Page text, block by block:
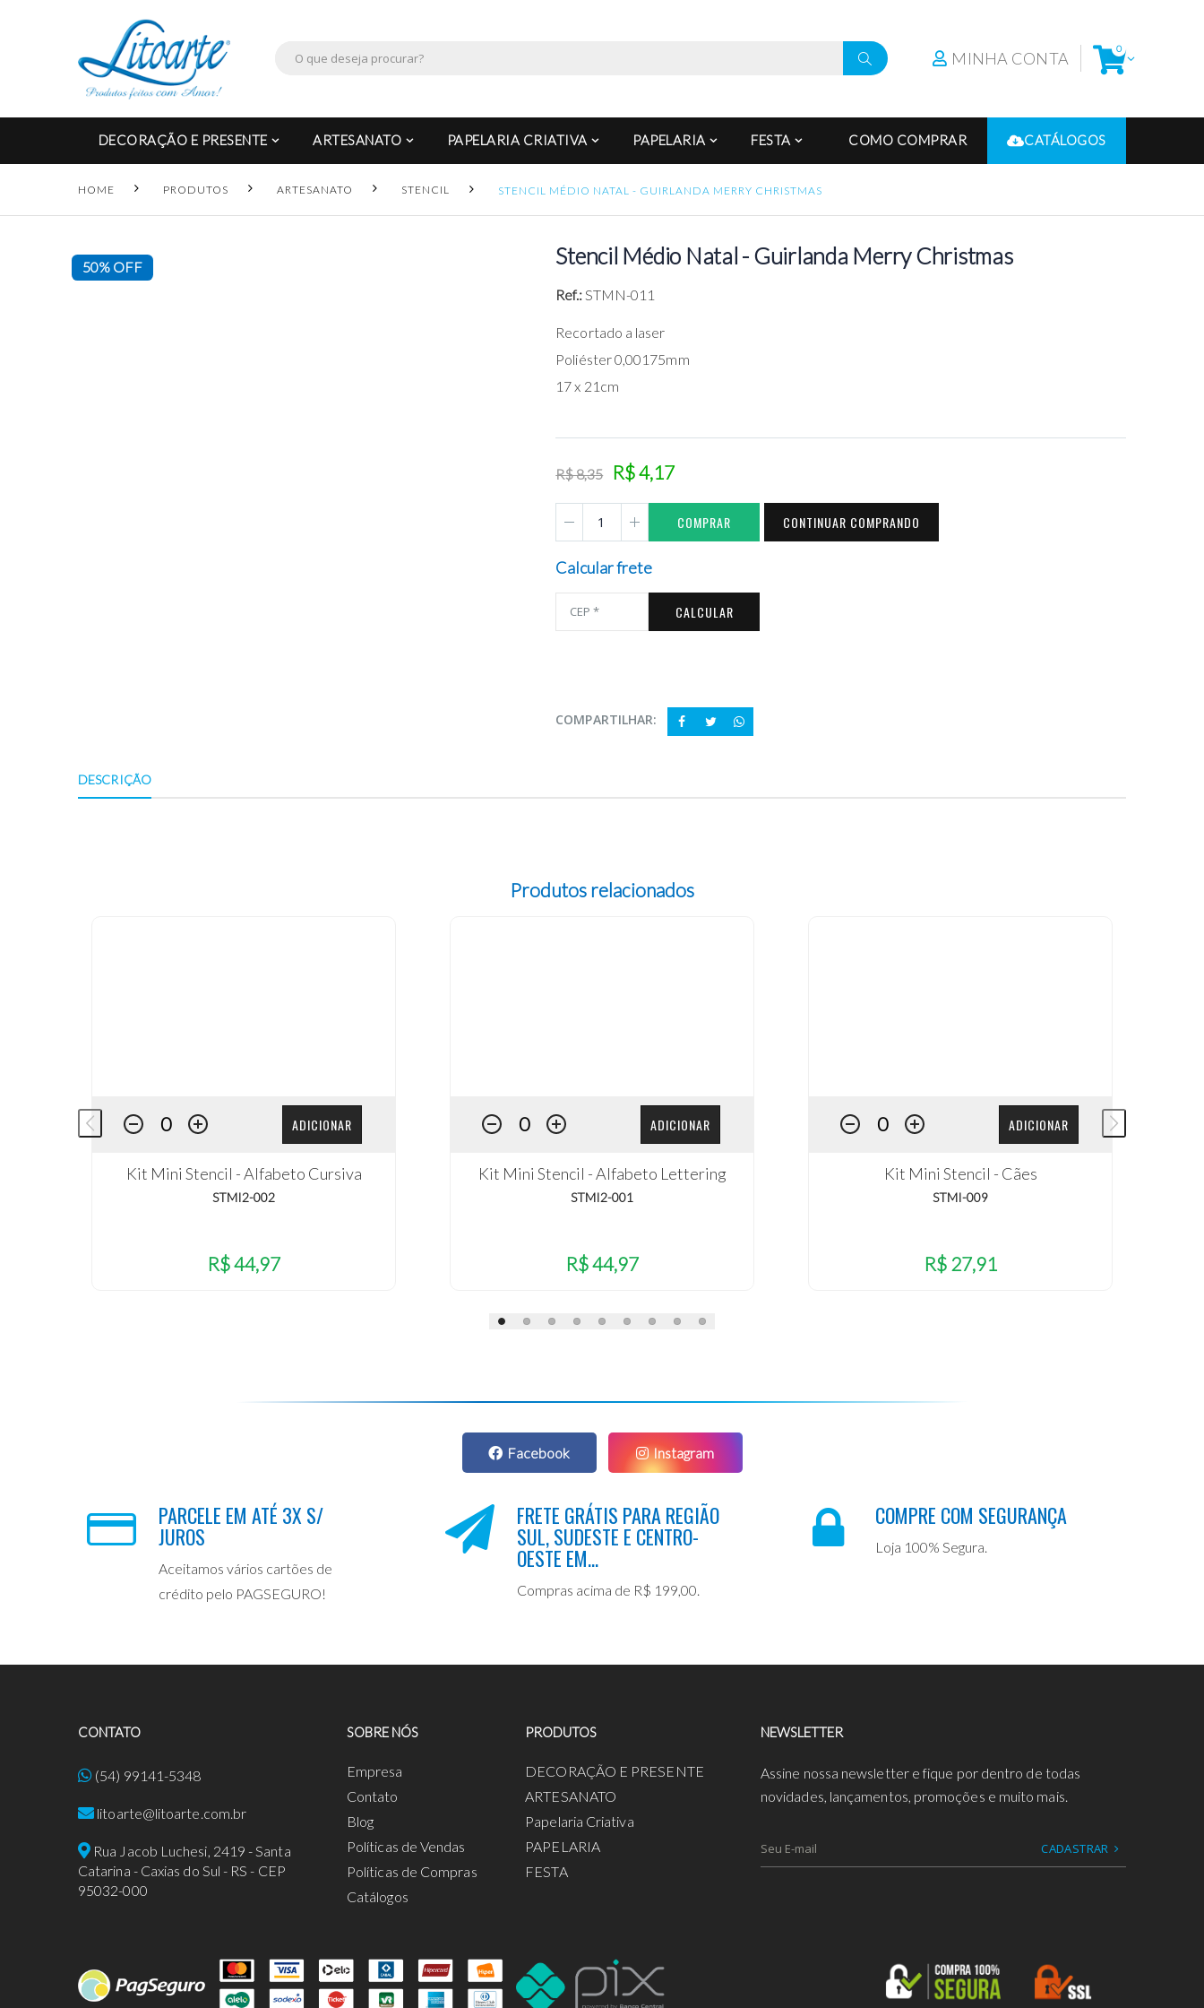
MINHA CONTA 0
DECORAÇÃO E PRESENTE ARTESANATO PAPELARIA CRIATIVA PAPELARIA FESTA COMO COMPRAR CATÁLOGOS
HOME PRODUTOS ARTESANATO STENCIL STENCIL MÉDIO NATAL - GUIRLANDA MERRY CHRISTMAS
50% OFF Stencil Médio Natal - Guirlanda Merry Christmas
Ref.:STMN-011
Recortado a laser
Poliéster 0,00175mm
17 x 21cm
R$ 8,35 R$ 4,17
COMPRAR CONTINUAR COMPRANDO
Calcular frete
CALCULAR
COMPARTILHAR:
DESCRIÇÃO
Produtos relacionados
ADICIONAR
Kit Mini Stencil - Alfabeto Cursiva
STMI2-002
R$ 44,97
ADICIONAR
Kit Mini Stencil - Alfabeto Lettering
STMI2-001
R$ 44,97
ADICIONAR
Kit Mini Stencil - Cães
STMI-009
R$ 27,91
Facebook Instagram
PARCELE EM ATÉ 3X S/
JUROS
Aceitamos vários cartões de
crédito pelo PAGSEGURO!
FRETE GRÁTIS PARA REGIÃO
SUL, SUDESTE E CENTRO-
OESTE EM...
Compras acima de R$ 199,00.
COMPRE COM SEGURANÇA
Loja 100% Segura.
CONTATO
(54) 99141-5348
litoarte@litoarte.com.br
Rua Jacob Luchesi, 2419 - Santa
Catarina - Caxias do Sul - RS - CEP
95032-000
SOBRE NÓS
Empresa
Contato
Blog
Políticas de Vendas
Políticas de Compras
Catálogos
PRODUTOS
DECORAÇÃO E PRESENTE
ARTESANATO
Papelaria Criativa
PAPELARIA
FESTA
NEWSLETTER
Assine nossa newsletter e fique por dentro de todas
novidades, lançamentos, promoções e muito mais.
CADASTRAR